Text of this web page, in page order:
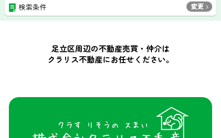
検索条件 変更
足立区周辺の不動産売買・仲介は
クラリス不動産にお任せください。